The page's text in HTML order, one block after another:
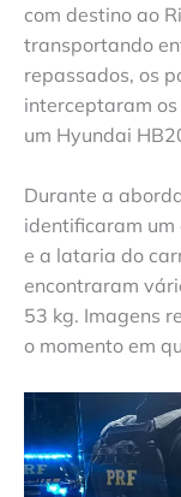
com destino ao
transportando
repassados, os
interceptaram
um Hyundai
Durante a
identificaram um
e a lataria do
encontraram
53 kg. Imagens
o momento em